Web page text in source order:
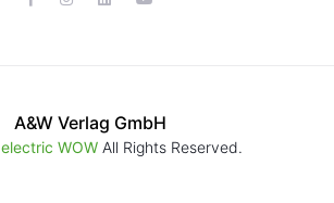
A&W Verlag GmbH
electric WOWAll Rights Reserved.